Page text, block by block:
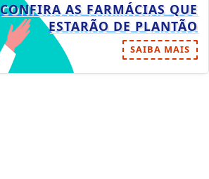
CONFIRA AS FARMÁCIAS QUE
ESTARÃO DE PLANTÃO
SAIBA MAIS